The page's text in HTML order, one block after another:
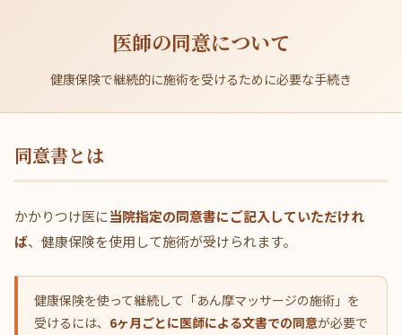
医師の同意について
健康保険で継続的に施術を受けるために必要な手続き
同意書とは
かかりつけ医に当院指定の同意書にご記入していただけれ
ば、健康保険を使用して施術が受けられます。
健康保険を使って継続して「あん摩マッサージの施術」を
受けるには、 6ヶ月ごとに医師による文書での同意が必要で